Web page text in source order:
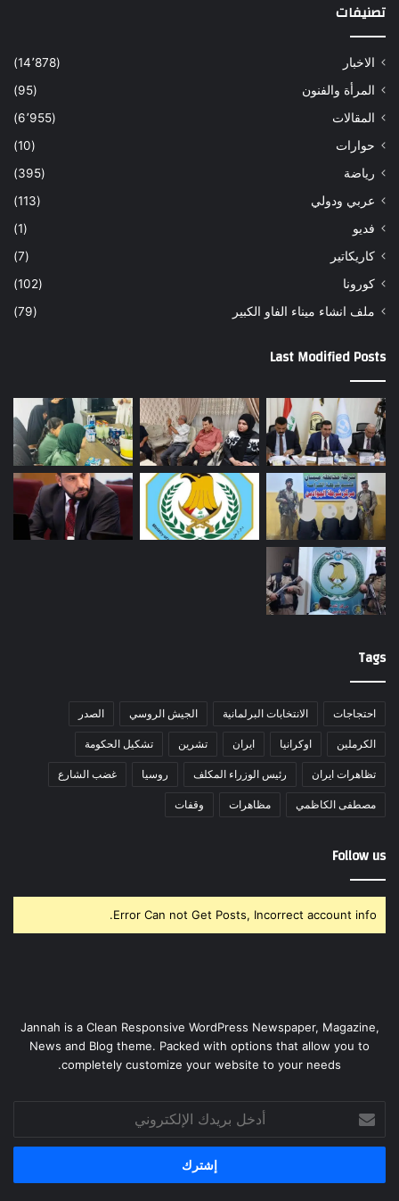
تصنيفات
الاخبار
(14٬878)
المرأة والفنون
(95)
المقالات
(6٬955)
حوارات
(10)
رياضة
(395)
عربي ودولي
(113)
فديو
(1)
كاريكاتير
(7)
كورونا
(102)
ملف انشاء ميناء الفاو الكبير
(79)
Last Modified Posts
Tags
احتجاجات الانتخابات البرلمانية الجيش الروسي الصدر
الكرملين اوكرانيا ايران تشرين تشكيل الحكومة
تظاهرات ايران رئيس الوزراء المكلف روسيا غضب الشارع
مصطفى الكاظمي مظاهرات وقفات
Follow us
Error Can not Get Posts, Incorrect account info.
Jannah is a Clean Responsive WordPress Newspaper, Magazine,
News and Blog theme. Packed with options that allow you to
completely customize your website to your needs.
بريدك
الإلكتروني